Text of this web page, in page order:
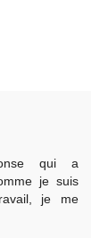
qui a
je suis
je me